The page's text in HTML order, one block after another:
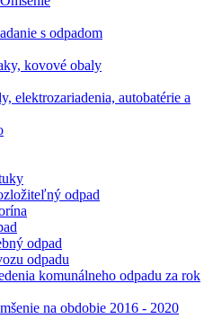
s odpadom
kovové obaly
elektrozariadenia, autobatérie a
odpad
odpad
odpadu
komunálneho odpadu za rok
na obdobie 2016 - 2020